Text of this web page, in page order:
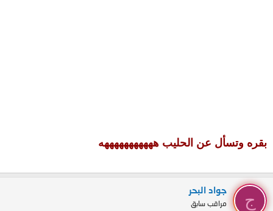
بقره وتسأل عن الحليب هههههههههههه
ج
جواد البحر
مراقب سابق